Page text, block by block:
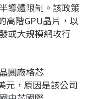
導體限制。該政策
高階GPU晶片，以
或大規模網攻行
圓廠格芯
元，原因是該公司